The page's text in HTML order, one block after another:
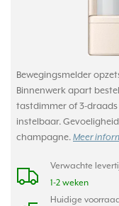
Bewegingsmelder
Binnenwerk apart
tastdimmer of 3-
instelbaar.
champagne. Meer
Verwachte
1-2 weken
Huidige